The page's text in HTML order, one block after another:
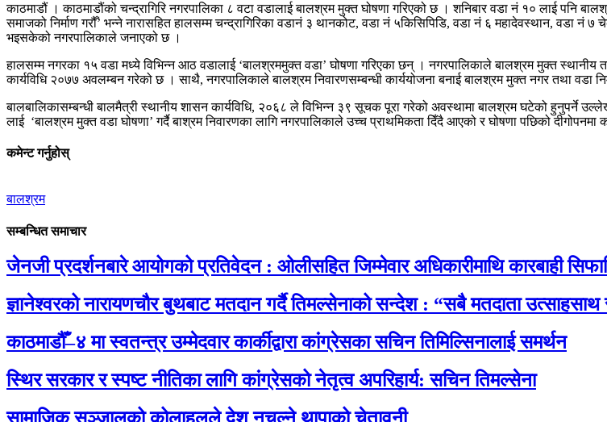
काठमाडौं । काठमाडौंको चन्द्रागिरि नगरपालिका ८ वटा वडालाई बालश्रम मुक्त घोषणा गरिएको छ । शनिबार वडा नं १० लाई पनि
समाजको निर्माण गरौँ’ भन्ने नारासहित हालसम्म चन्द्रागिरिका वडानं ३ थानकोट, वडा नं ५किसिपिडि, वडा नं ६ महादेवस्थान, वडा
भइसकेको नगरपालिकाले जनाएको छ ।
हालसम्म नगरका १५ वडा मध्ये विभिन्न आठ वडालाई ‘बालश्रममुक्त वडा’ घोषणा गरिएका छन् । नगरपालिकाले बालश्रम मुक्त स्थानीय
कार्यविधि २०७७ अवलम्बन गरेको छ । साथै, नगरपालिकाले बालश्रम निवारणसम्बन्धी कार्ययोजना बनाई बालश्रम मुक्त नगर तथा वडा
बालबालिकासम्बन्धी बालमैत्री स्थानीय शासन कार्यविधि, २०६८ ले विभिन्न ३९ सूचक पूरा गरेको अवस्थामा बालश्रम घटेको हुनुपर्ने
लाई ‘बालश्रम मुक्त वडा घोषणा’ गर्दै बाश्रम निवारणका लागि नगरपालिकाले उच्च प्राथमिकता दिँदै आएको र घोषणा पछिको दीगोपनमा
कमेन्ट गर्नुहोस्
बालश्रम
सम्बन्धित समाचार
जेनजी प्रदर्शनबारे आयोगको प्रतिवेदन : ओलीसहित जिम्मेवार अधिकारीमाथि कारबाही
ज्ञानेश्वरको नारायणचौर बुथबाट मतदान गर्दै तिमल्सेनाको सन्देश : “सबै मतदाता उत्साहसाथ
काठमाडौँ–४ मा स्वतन्त्र उम्मेदवार कार्कीद्वारा कांग्रेसका सचिन तिमिल्सिनालाई समर्थन
स्थिर सरकार र स्पष्ट नीतिका लागि कांग्रेसको नेतृत्व अपरिहार्य: सचिन तिमल्सेना
सामाजिक सञ्जालको कोलाहलले देश नचल्ने थापाको चेतावनी